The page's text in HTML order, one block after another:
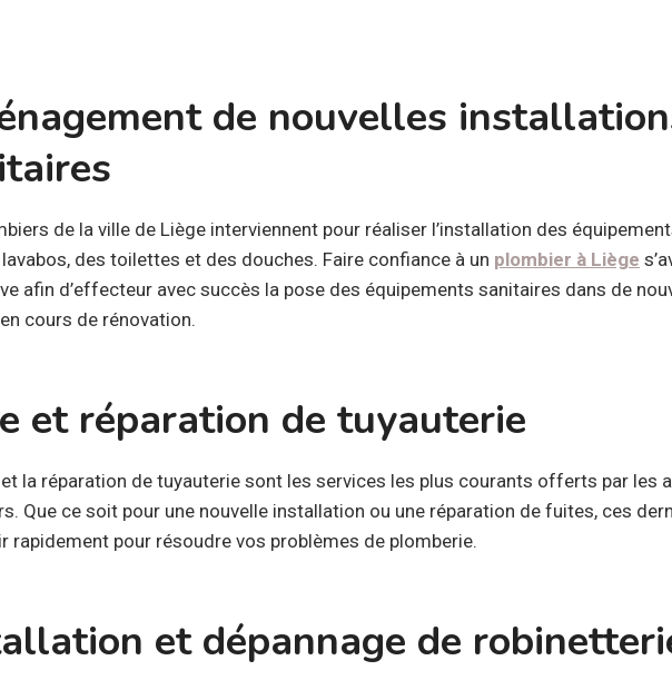
de nouvelles
de la ville de Liège interviennent pour réaliser l’installation des
des toilettes et des douches. Faire confiance à un plombier à Liège
afin d’effecteur avec succès la pose des équipements sanitaires dans de
cours de rénovation.
et réparation de tuyauterie
la réparation de tuyauterie sont les services les plus courants offerts par les
Que ce soit pour une nouvelle installation ou une réparation de fuites, ces
rapidement pour résoudre vos problèmes de plomberie.
et dépannage de